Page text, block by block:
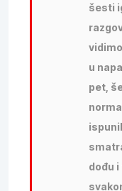
šesti
u
pet,
dođu